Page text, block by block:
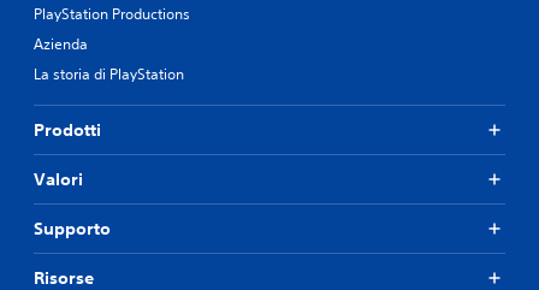
PlayStation Productions
Azienda
La storia di PlayStation
Prodotti
Valori
Supporto
Risorse